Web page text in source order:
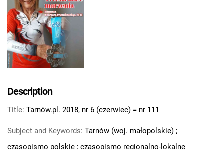
Tarnów.pl. 2018, nr 8 (sierpień) = nr 113
Tarnów.pl. 2018, nr 9 (wrzesień) = nr
114
Tarnów.pl. 2018, nr 10 (październik) = nr
115
117
Tarnów.pl. 2020
Description
Title: Tarnów.pl. 2018, nr 6 (czerwiec) = nr 111
Subject and Keywords: Tarnów (woj. małopolskie) ;
czasopismo polskie ; czasopismo regionalno-lokalne